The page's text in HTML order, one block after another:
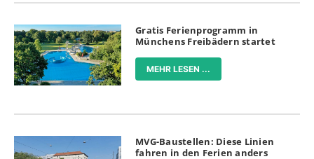
Gratis Ferienprogramm in
Münchens Freibädern startet
MEHR LESEN ...
MVG-Baustellen: Diese Linien
fahren in den Ferien anders